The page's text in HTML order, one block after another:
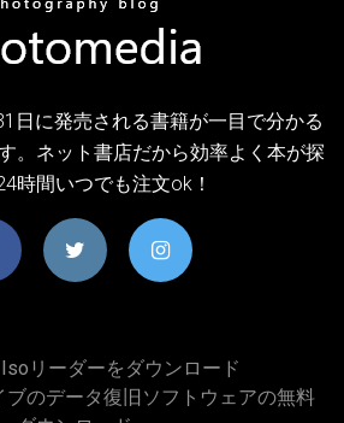
日に発売される書籍が一目で分かる
。ネット書店だから効率よく本が探
時間いつでも注文ok！
リーダーをダウンロード
のデータ復旧ソフトウェアの無料